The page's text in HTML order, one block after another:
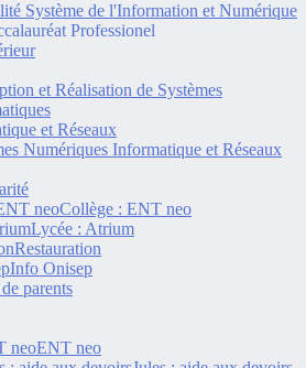
Système de l'Information et Numérique
Professionel
et Réalisation de Systèmes
et Réseaux
Numériques Informatique et Réseaux
Collège : ENT neo
Lycée : Atrium
Restauration
Info Onisep
parents
ENT neo